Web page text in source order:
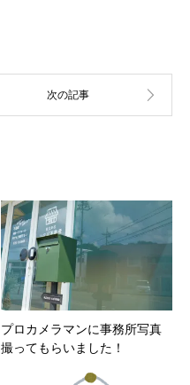
プロカメラマンに事務所写真
撮ってもらいました！